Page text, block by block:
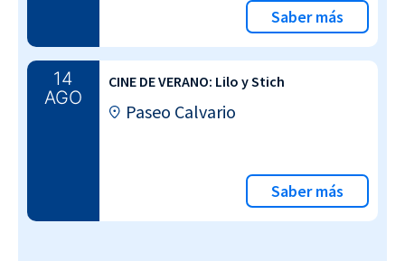
Saber más
14
AGO
CINE DE VERANO: Lilo y Stich
Paseo Calvario
Saber más